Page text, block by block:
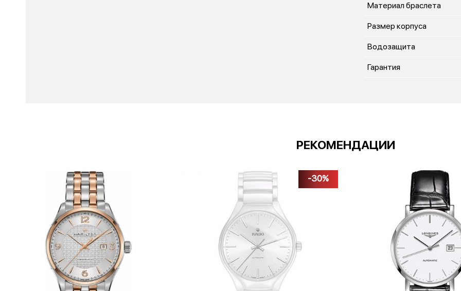
Материал браслета
Размер корпуса
Водозащита
Гарантия
РЕКОМЕНДАЦИИ
-30%